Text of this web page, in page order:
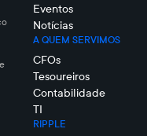
Eventos
Notícias
A QUEM SERVIMOS
CFOs
Tesoureiros
Contabilidade
TI
RIPPLE